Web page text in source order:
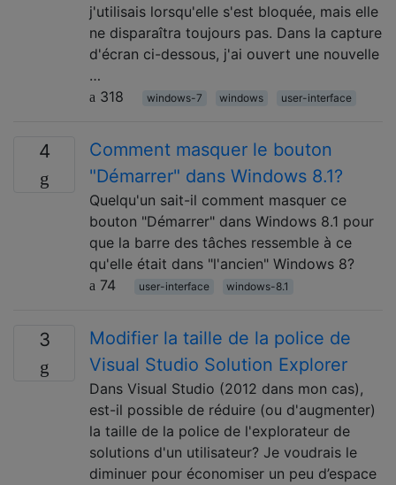
j'utilisais lorsqu'elle s'est bloquée, mais elle
ne disparaîtra toujours pas. Dans la capture
d'écran ci-dessous, j'ai ouvert une nouvelle
…
318
windows-7 windows user-interface
4
Comment masquer le bouton
"Démarrer" dans Windows 8.1?
Quelqu'un sait-il comment masquer ce
bouton "Démarrer" dans Windows 8.1 pour
que la barre des tâches ressemble à ce
qu'elle était dans "l'ancien" Windows 8?
74
user-interface windows-8.1
3
Modifier la taille de la police de
Visual Studio Solution Explorer
Dans Visual Studio (2012 dans mon cas),
est-il possible de réduire (ou d'augmenter)
la taille de la police de l'explorateur de
solutions d'un utilisateur? Je voudrais le
diminuer pour économiser un peu d’espace